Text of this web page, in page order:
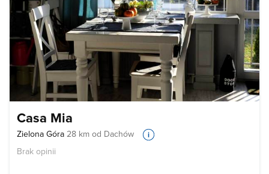
Casa Mia
Zielona Góra 28 km od Dachów
Brak opinii